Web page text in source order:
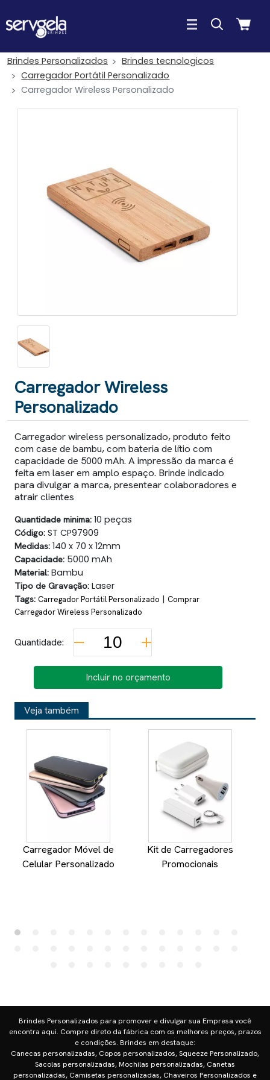
Brindes Personalizados
Brindes tecnologicos
Carregador Portátil Personalizado
Carregador Wireless Personalizado
Carregador Wireless
Personalizado
Carregador wireless personalizado, produto feito
com case de bambu, com bateria de lítio com
capacidade de 5000 mAh. A impressão da marca é
feita em laser em amplo espaço. Brinde indicado
para divulgar a marca, presentear colaboradores e
atrair clientes
Quantidade minima: 10 peças
Código: ST CP97909
Medidas: 140 x 70 x 12mm
Capacidade: 5000 mAh
Material: Bambu
Tipo de Gravação: Laser
Tags: Carregador Portátil Personalizado | Comprar
Carregador Wireless Personalizado
Quantidade:
Incluir no orçamento
Veja também
Carregador Móvel de
Celular Personalizado
Kit de Carregadores
Promocionais
Brindes Personalizados para promover e divulgar sua Empresa você
encontra aqui. Compre direto da fábrica com os melhores preços, prazos
e condições. Brindes em destaque:
Canecas personalizadas, Copos personalizados, Squeeze Personalizado,
Sacolas personalizadas, Mochilas personalizadas, Canetas
personalizadas, Camisetas personalizadas, Chaveiros Personalizados e